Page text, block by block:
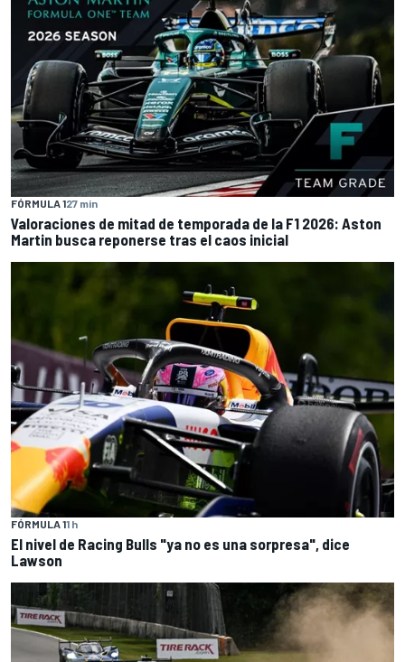
FÓRMULA 127 min
Valoraciones de mitad de temporada de la F1 2026: Aston
Martin busca reponerse tras el caos inicial
FÓRMULA 11 h
El nivel de Racing Bulls "ya no es una sorpresa", dice
Lawson